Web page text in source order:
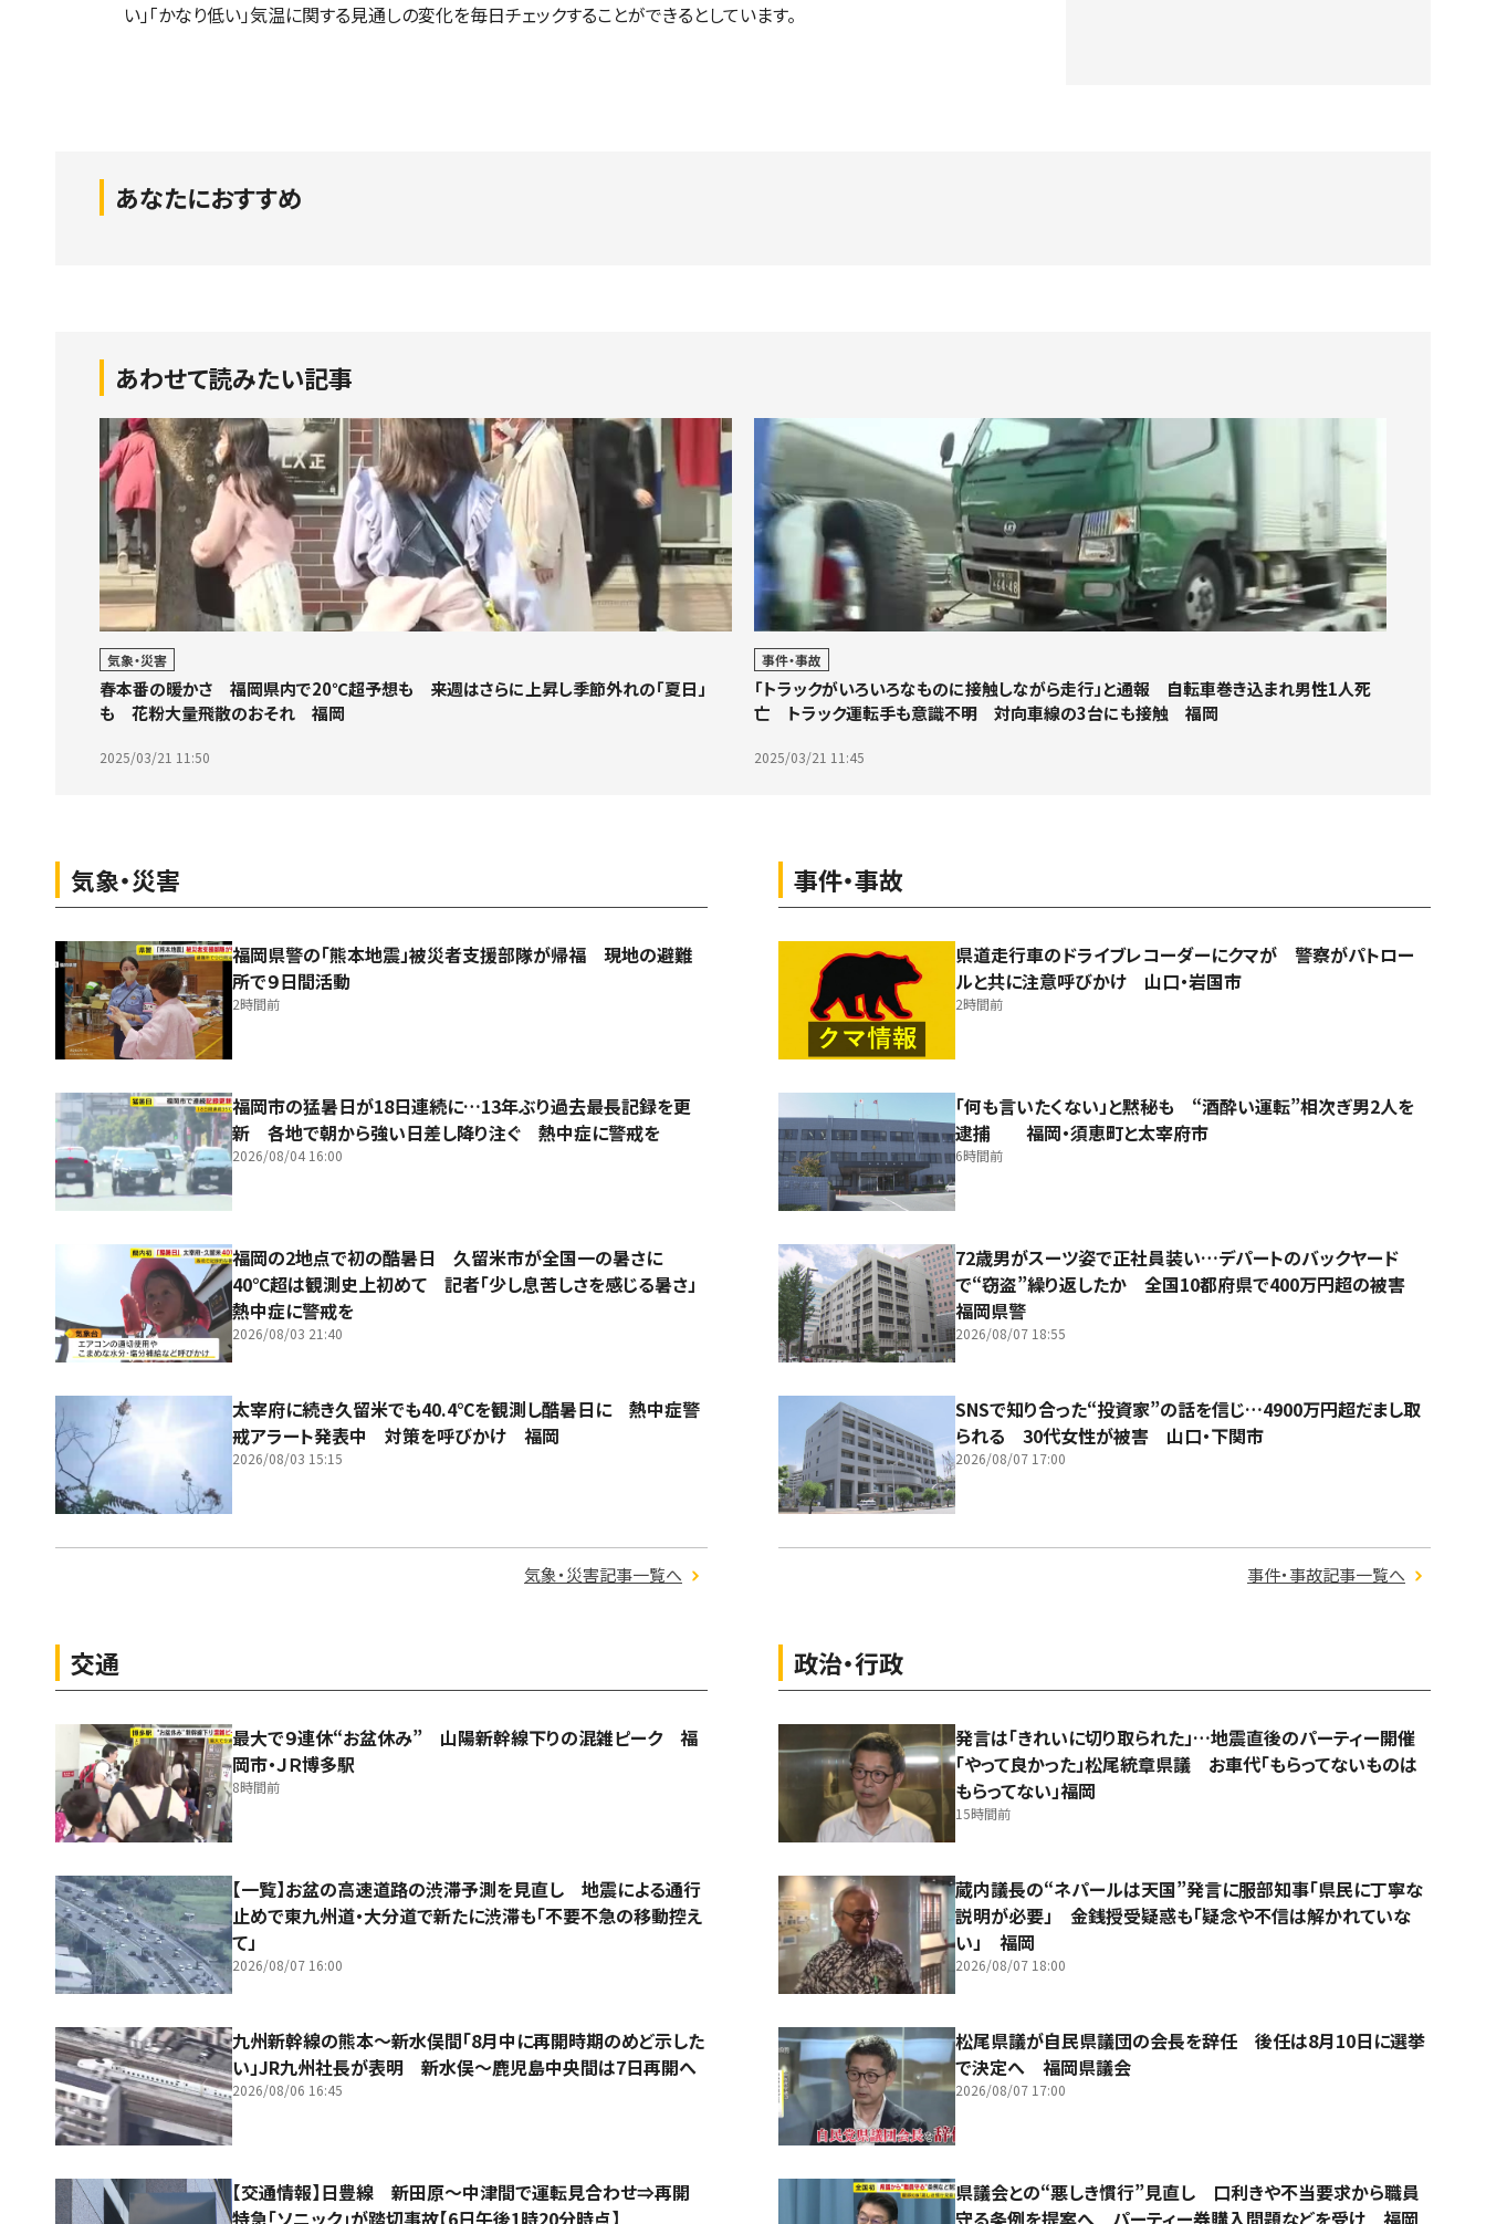
い」「かなり低い」気温に関する見通しの変化を毎日チェックすることができるとしています。
あなたにおすすめ
あわせて読みたい記事
気象・災害
春本番の暖かさ 福岡県内で20℃超予想も 来週はさらに上昇し季節外れの「夏日」
も 花粉大量飛散のおそれ 福岡
2025/03/21 11:50
事件・事故
「トラックがいろいろなものに接触しながら走行」と通報 自転車巻き込まれ男性1人死
亡 トラック運転手も意識不明 対向車線の3台にも接触 福岡
2025/03/21 11:45
気象・災害
福岡県警の「熊本地震」被災者支援部隊が帰福 現地の避難
所で９日間活動
2時間前
福岡市の猛暑日が18日連続に…13年ぶり過去最長記録を更
新 各地で朝から強い日差し降り注ぐ 熱中症に警戒を
2026/08/04 16:00
福岡の2地点で初の酷暑日 久留米市が全国一の暑さに
40℃超は観測史上初めて 記者「少し息苦しさを感じる暑さ」
熱中症に警戒を
2026/08/03 21:40
太宰府に続き久留米でも40.4℃を観測し酷暑日に 熱中症警
戒アラート発表中 対策を呼びかけ 福岡
2026/08/03 15:15
気象・災害記事一覧へ
事件・事故
県道走行車のドライブレコーダーにクマが 警察がパトロー
ルと共に注意呼びかけ 山口・岩国市
2時間前
「何も言いたくない」と黙秘も “酒酔い運転”相次ぎ男2人を
逮捕 福岡・須恵町と太宰府市
6時間前
72歳男がスーツ姿で正社員装い…デパートのバックヤード
で“窃盗”繰り返したか 全国10都府県で400万円超の被害
福岡県警
2026/08/07 18:55
SNSで知り合った“投資家”の話を信じ…4900万円超だまし取
られる 30代女性が被害 山口・下関市
2026/08/07 17:00
事件・事故記事一覧へ
交通
最大で９連休“お盆休み” 山陽新幹線下りの混雑ピーク 福
岡市・ＪＲ博多駅
8時間前
【一覧】お盆の高速道路の渋滞予測を見直し 地震による通行
止めで東九州道・大分道で新たに渋滞も「不要不急の移動控え
て」
2026/08/07 16:00
九州新幹線の熊本～新水俣間「8月中に再開時期のめど示した
い」JR九州社長が表明 新水俣～鹿児島中央間は7日再開へ
2026/08/06 16:45
【交通情報】日豊線 新田原～中津間で運転見合わせ⇒再開
特急「ソニック」が踏切事故【6日午後1時20分時点】
政治・行政
発言は「きれいに切り取られた」…地震直後のパーティー開催
「やって良かった」松尾統章県議 お車代「もらってないものは
もらってない」福岡
15時間前
蔵内議長の“ネパールは天国”発言に服部知事「県民に丁寧な
説明が必要」 金銭授受疑惑も「疑念や不信は解かれていな
い」 福岡
2026/08/07 18:00
松尾県議が自民県議団の会長を辞任 後任は8月10日に選挙
で決定へ 福岡県議会
2026/08/07 17:00
県議会との“悪しき慣行”見直し 口利きや不当要求から職員
守る条例を提案へ パーティー券購入問題などを受け 福岡